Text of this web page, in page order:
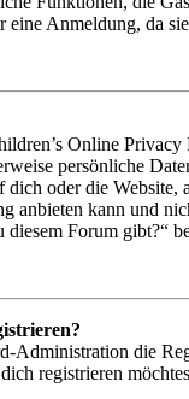
eine Anmeldung, da
Online
persönliche
dich oder die
anbieten kann und
Forum gibt?“
Administration die
registrieren